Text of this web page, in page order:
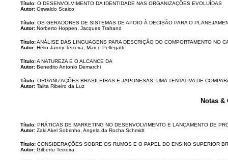
Título: O DESENVOLVIMENTO DA IDENTIDADE NAS ORGANIZAÇÕES EVOLUÍDAS
Autor: Oswaldo Scaico
Título: OS GERADORES DE SISTEMAS DE APOIO À DECISÃO PARA O
Autor: Norberto Hoppen, Jacques Trahand
Título:ANÁLISE DAS LINGUAGENS PARA DESCRIÇÃO DO COMPORTAMENTO NO
Autor: Hélio Janny Teixeira, Marco Pellegatti
Título:A NATUREZA E O ALCANCE DA
Autor: Benedito Antonio Demarchi
Título: ORGANIZAÇÕES BRASILEIRAS E JAPONESAS: UMA TENTATIVA DE
Autor: Talita Ribeiro da Luz
Notas &
Título: PRÁTICAS DE MARKETING NO DESENVOLVIMENTO E LANÇAMENTO DE
Autor: Zaki Akel Sobrinho, Angela da Rocha Schmidt
Título: CONSIDERAÇÕES SOBRE OS RUMOS E O PAPEL DO ENSINO SUPERIOR
Autor: Gilberto Teixeira